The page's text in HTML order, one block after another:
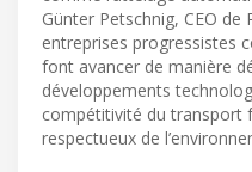
Günter Petschnig, CEO de
entreprises progressistes
font avancer de manière
développements
compétitivité du transport
respectueux de